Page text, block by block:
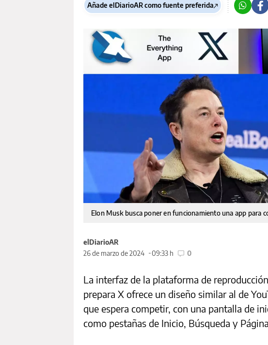
Añade elDiarioAR como fuente preferida
Elon Musk busca poner en funcionamiento una app para
elDiarioAR
26 de marzo de 2024
09:33 h 0
La interfaz de la plataforma de
prepara X ofrece un diseño similar al de
que espera competir, con una pantalla de
como pestañas de Inicio, Búsqueda y